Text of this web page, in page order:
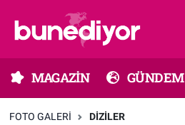
MAGAZİN GÜNDEM
FOTO GALERI DIZILER